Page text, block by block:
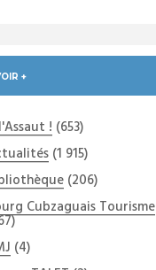
+
! (653)
(1 915)
(206)
Cubzaguais Tourisme
(4)